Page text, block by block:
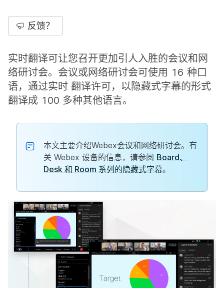
反馈？
实时翻译可让您召开更加引人入胜的会议和网
络研讨会。会议或网络研讨会可使用 16 种口
语，通过实时 翻译许可，以隐藏式字幕的形式
翻译成 100 多种其他语言。
本文主要介绍Webex会议和网络研讨会。有
关 Webex 设备的信息，请参阅 Board、
Desk 和 Room 系列的隐藏式字幕。